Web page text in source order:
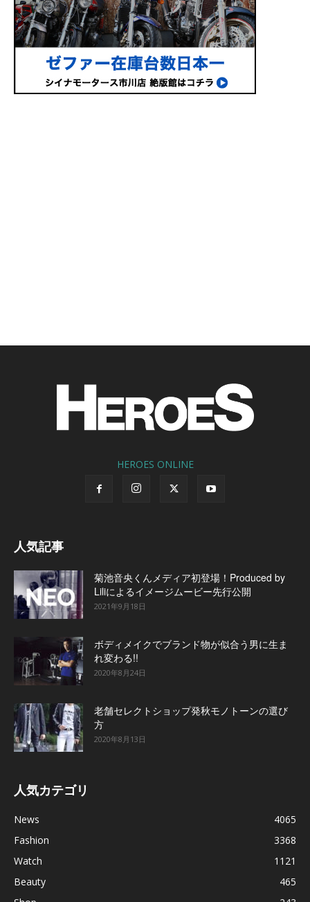
HEROES ONLINE
人気記事
菊池音央くんメディア初登場！Produced by
Liliによるイメージムービー先行公開
2021年9月18日
ボディメイクでブランド物が似合う男に生ま
れ変わる!!
2020年8月24日
老舗セレクトショップ発秋モノトーンの選び
方
2020年8月13日
人気カテゴリ
News
4065
Fashion
3368
Watch
1121
Beauty
465